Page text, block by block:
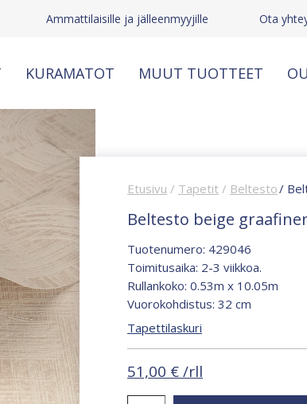
Ammattilaisille ja jälleenmyyjille Ota
KURAMATOT MUUT TUOTTEET
Etusivu / Tapetit / Beltesto/
Beltesto beige
Tuotenumero: 429046
Toimitusaika: 2-3 viikkoa.
Rullankoko: 0.53m x 10.05m
Vuorokohdistus: 32 cm
Tapettilaskuri
51,00 € /rll